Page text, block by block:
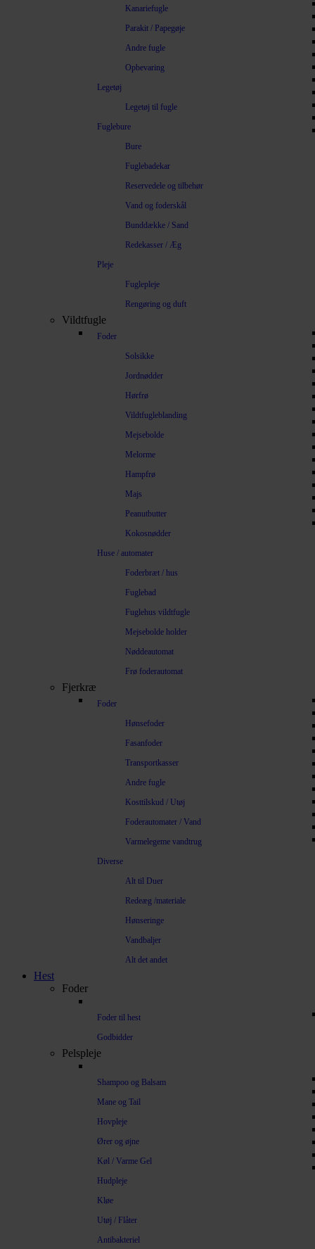
Kanariefugle
Parakit / Papegøje
Andre fugle
Opbevaring
Legetøj
Legetøj til fugle
Fuglebure
Bure
Fuglebadekar
Reservedele og tilbehør
Vand og foderskål
Bunddække / Sand
Redekasser / Æg
Pleje
Fuglepleje
Rengøring og duft
Vildtfugle
Foder
Solsikke
Jordnødder
Hørfrø
Vildtfugleblanding
Mejsebolde
Melorme
Hampfrø
Majs
Peanutbutter
Kokosnødder
Huse / automater
Foderbræt / hus
Fuglebad
Fuglehus vildtfugle
Mejsebolde holder
Nøddeautomat
Frø foderautomat
Fjerkræ
Foder
Hønsefoder
Fasanfoder
Transportkasser
Andre fugle
Kosttilskud / Utøj
Foderautomater / Vand
Varmelegeme vandtrug
Diverse
Alt til Duer
Redeæg /materiale
Hønseringe
Vandbaljer
Alt det andet
Hest
Foder
Foder til hest
Godbidder
Pelspleje
Shampoo og Balsam
Mane og Tail
Hovpleje
Ører og øjne
Køl / Varme Gel
Hudpleje
Kløe
Utøj / Flåter
Antibakteriel